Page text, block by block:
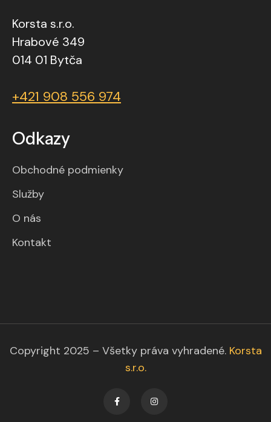
Korsta s.r.o.
Hrabové 349
014 01 Bytča
+421 908 556 974
Odkazy
Obchodné podmienky
Služby
O nás
Kontakt
Copyright 2025 – Všetky práva vyhradené. Korsta
s.r.o.